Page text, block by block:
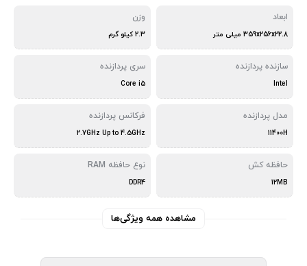
ابعاد
359x256x22.8 میلی متر
وزن
2.3 کیلو گرم
سازنده پردازنده
Intel
سری پردازنده
Core i5
مدل پردازنده
11400H
فرکانس پردازنده
2.7GHz Up to 4.5GHz
حافظه کش
12MB
نوع حافظه RAM
DDR4
مشاهده همه ویژگی‌ها